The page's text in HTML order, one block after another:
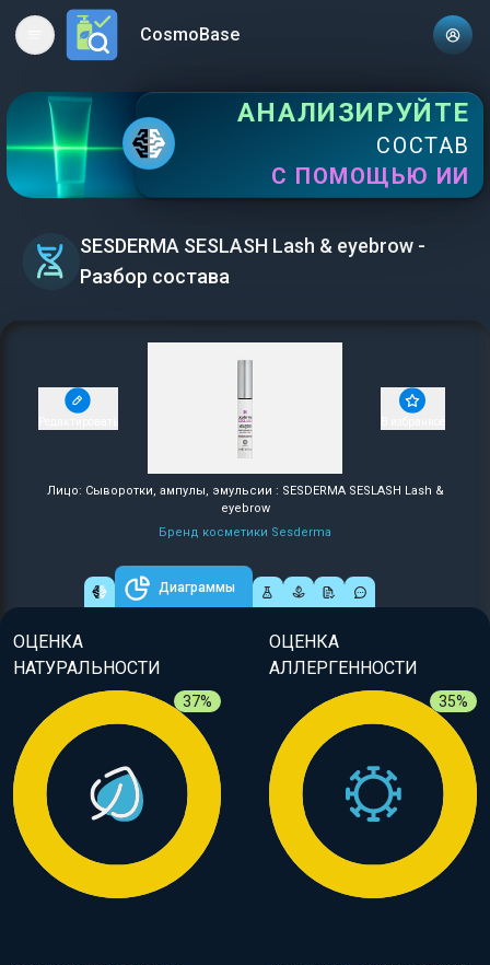
Open main menuCosmoBase
АНАЛИЗИРУЙТЕ
СОСТАВ
С ПОМОЩЬЮ ИИ
SESDERMA SESLASH Lash & eyebrow -
Разбор состава
Лицо: Сыворотки, ампулы, эмульсии : SESDERMA SESLASH Lash &
eyebrow
Бренд косметики Sesderma
Диаграммы
ОЦЕНКА
НАТУРАЛЬНОСТИ
37%
ОЦЕНКА
АЛЛЕРГЕННОСТИ
35%